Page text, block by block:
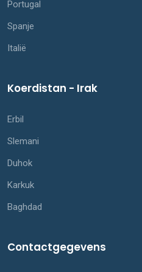
Portugal
Spanje
Italië
Koerdistan - Irak
Erbil
Slemani
Duhok
Karkuk
Baghdad
Contactgegevens